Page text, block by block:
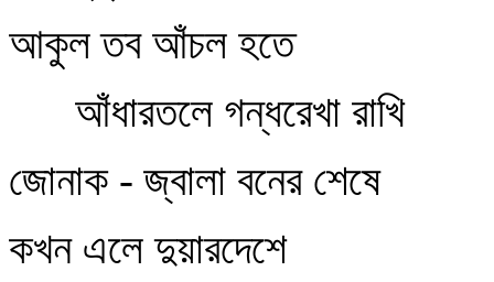
আকুল তব আঁচল হতে
আঁধারতলে গন্ধরেখা রাখি
জোনাক - জ্বালা বনের শেষে
কখন এলে দুয়ারদেশে